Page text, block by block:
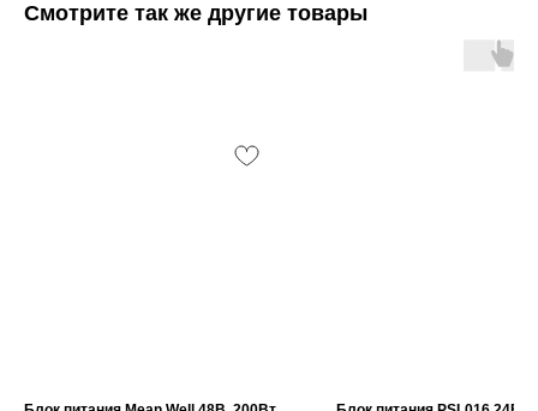
Смотрите так же другие товары